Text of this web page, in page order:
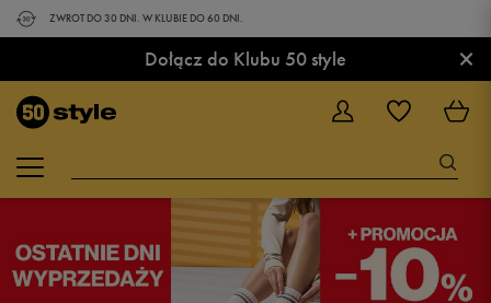
ZWROT DO 30 DNI. W KLUBIE DO 60 DNI.
Dołącz do Klubu 50 style ×